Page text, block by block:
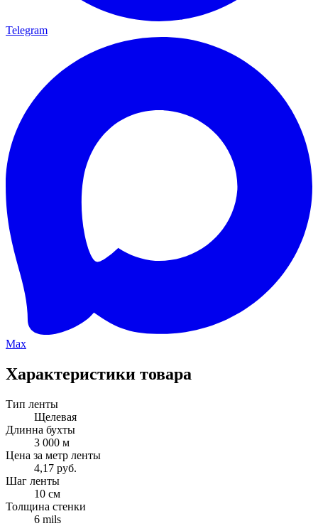
Telegram
Max
Характеристики товара
Тип ленты
Щелевая
Длинна бухты
3 000 м
Цена за метр ленты
4,17 руб.
Шаг ленты
10 см
Толщина стенки
6 mils